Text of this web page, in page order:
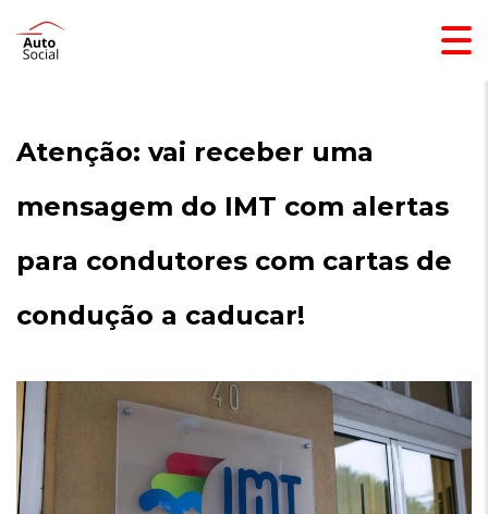
Atenção: vai receber uma
mensagem do IMT com alertas
para condutores com cartas de
condução a caducar!